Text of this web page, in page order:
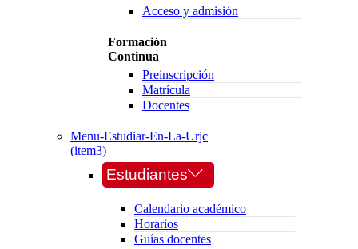
Acceso y admisión
Formación
Continua
Preinscripción
Matrícula
Docentes
Menu-Estudiar-En-La-Urjc
(item3)
Estudiantes
Calendario académico
Horarios
Guías docentes